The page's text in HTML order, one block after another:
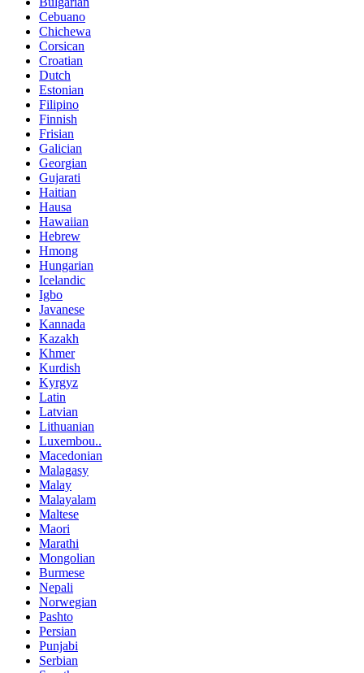
Cebuano
Chichewa
Corsican
Croatian
Dutch
Estonian
Filipino
Finnish
Frisian
Galician
Georgian
Gujarati
Haitian
Hausa
Hawaiian
Hebrew
Hmong
Hungarian
Icelandic
Igbo
Javanese
Kannada
Kazakh
Khmer
Kurdish
Kyrgyz
Latin
Latvian
Lithuanian
Luxembou..
Macedonian
Malagasy
Malay
Malayalam
Maltese
Maori
Marathi
Mongolian
Burmese
Nepali
Norwegian
Pashto
Persian
Punjabi
Serbian